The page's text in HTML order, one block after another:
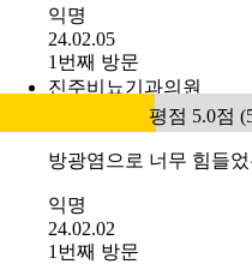
익명
24.02.05
1번째 방문
진주비뇨기과의원
평점 5.0점
방광염으로 너무 힘들
익명
24.02.02
1번째 방문